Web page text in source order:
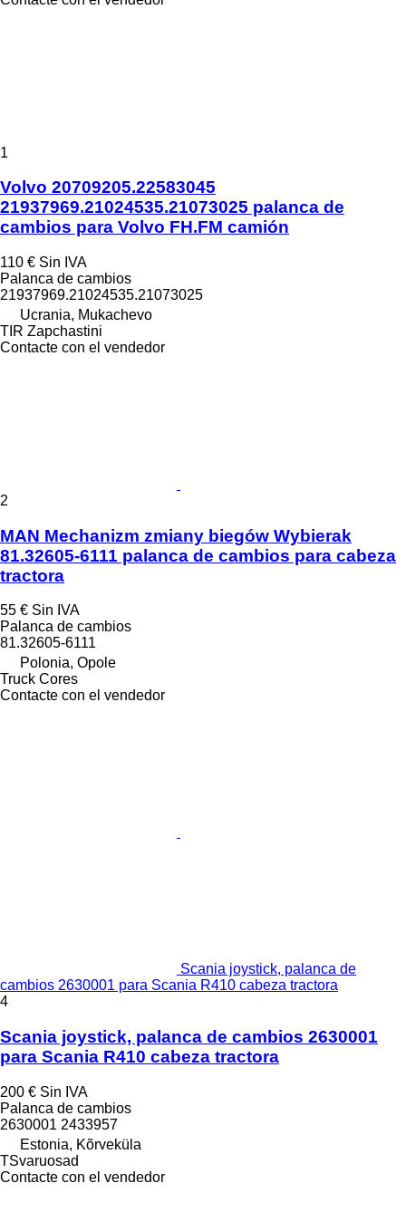
1
Volvo 20709205.22583045
21937969.21024535.21073025 palanca de
cambios para Volvo FH.FM camión
110 € Sin IVA
Palanca de cambios
21937969.21024535.21073025
Ucrania, Mukachevo
TIR Zapchastini
Contacte con el vendedor
2
MAN Mechanizm zmiany biegów Wybierak
81.32605-6111 palanca de cambios para cabeza
tractora
55 € Sin IVA
Palanca de cambios
81.32605-6111
Polonia, Opole
Truck Cores
Contacte con el vendedor
Scania joystick, palanca de
cambios 2630001 para Scania R410 cabeza tractora
4
Scania joystick, palanca de cambios 2630001
para Scania R410 cabeza tractora
200 € Sin IVA
Palanca de cambios
2630001 2433957
Estonia, Kõrveküla
TSvaruosad
Contacte con el vendedor